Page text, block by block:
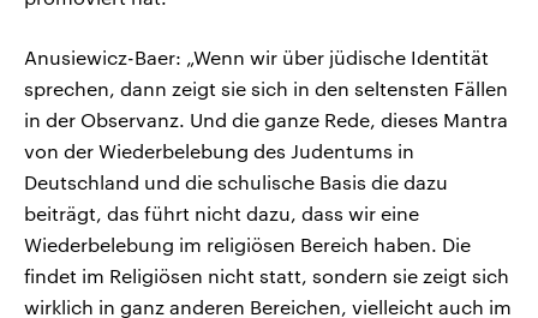
Anusiewicz-Baer: „Wenn wir über jüdische Identität
sprechen, dann zeigt sie sich in den seltensten Fällen
in der Observanz. Und die ganze Rede, dieses Mantra
von der Wiederbelebung des Judentums in
Deutschland und die schulische Basis die dazu
beiträgt, das führt nicht dazu, dass wir eine
Wiederbelebung im religiösen Bereich haben. Die
findet im Religiösen nicht statt, sondern sie zeigt sich
wirklich in ganz anderen Bereichen, vielleicht auch im